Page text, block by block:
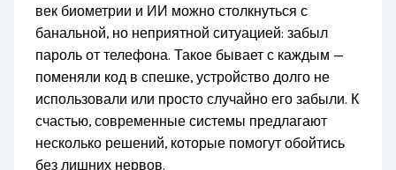
век биометрии и ИИ можно столкнуться с
банальной, но неприятной ситуацией: забыл
пароль от телефона. Такое бывает с каждым —
поменяли код в спешке, устройство долго не
использовали или просто случайно его забыли. К
счастью, современные системы предлагают
несколько решений, которые помогут обойтись
без лишних нервов.